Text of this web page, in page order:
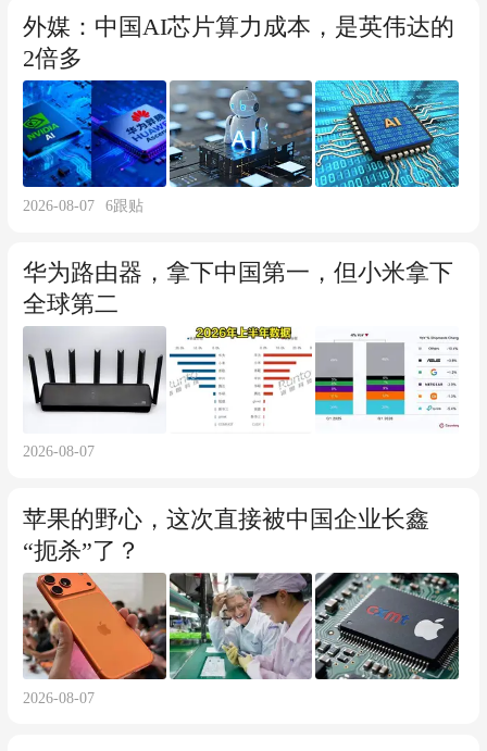
外媒：中国AI芯片算力成本，是英伟达的
2倍多
2026-08-07 6跟贴
华为路由器，拿下中国第一，但小米拿下
全球第二
2026-08-07
苹果的野心，这次直接被中国企业长鑫
“扼杀”了？
2026-08-07